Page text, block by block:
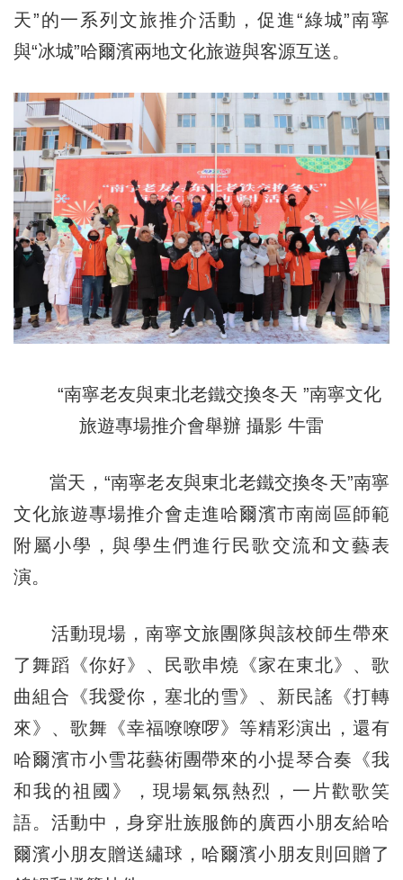
天”的一系列文旅推介活動，促進“綠城”南寧
與“冰城”哈爾濱兩地文化旅遊與客源互送。
“南寧老友與東北老鐵交換冬天 ”南寧文化
旅遊專場推介會舉辦 攝影 牛雷
當天，“南寧老友與東北老鐵交換冬天”南寧
文化旅遊專場推介會走進哈爾濱市南崗區師範
附屬小學，與學生們進行民歌交流和文藝表
演。
活動現場，南寧文旅團隊與該校師生帶來
了舞蹈《你好》、民歌串燒《家在東北》、歌
曲組合《我愛你，塞北的雪》、新民謠《打轉
來》、歌舞《幸福嘹嘹啰》等精彩演出，還有
哈爾濱市小雪花藝術團帶來的小提琴合奏《我
和我的祖國》，現場氣氛熱烈，一片歡歌笑
語。活動中，身穿壯族服飾的廣西小朋友給哈
爾濱小朋友贈送繡球，哈爾濱小朋友則回贈了